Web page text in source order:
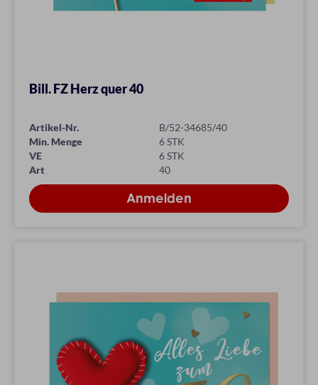
Bill. FZ Herz quer 40
Artikel-Nr.
B/52-34685/40
Min. Menge
6 STK
VE
6 STK
Art
40